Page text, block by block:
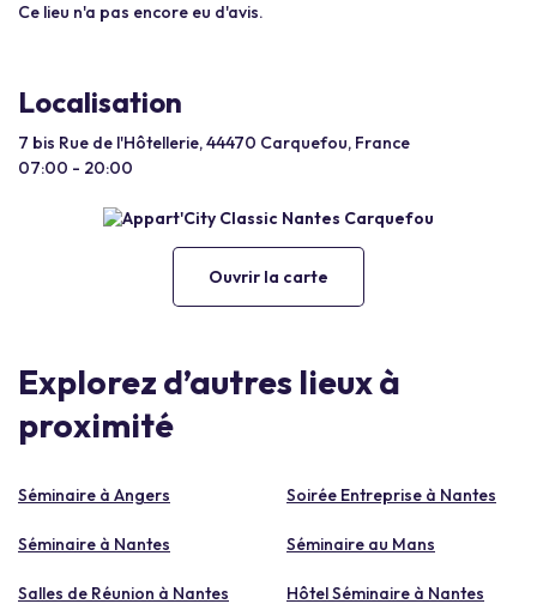
Ce lieu n'a pas encore eu d'avis.
Localisation
7 bis Rue de l'Hôtellerie, 44470 Carquefou, France
07:00 - 20:00
Ouvrir la carte
Explorez d’autres lieux à
proximité
Séminaire à Angers Soirée Entreprise à Nantes
Séminaire à Nantes Séminaire au Mans
Salles de Réunion à Nantes Hôtel Séminaire à Nantes